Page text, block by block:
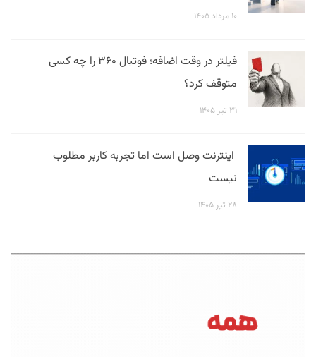
۱۰ مرداد ۱۴۰۵
فیلتر در وقت اضافه؛ فوتبال ۳۶۰ را چه کسی
متوقف کرد؟
۳۱ تیر ۱۴۰۵
اینترنت وصل است اما تجربه کاربر مطلوب
نیست
۲۸ تیر ۱۴۰۵